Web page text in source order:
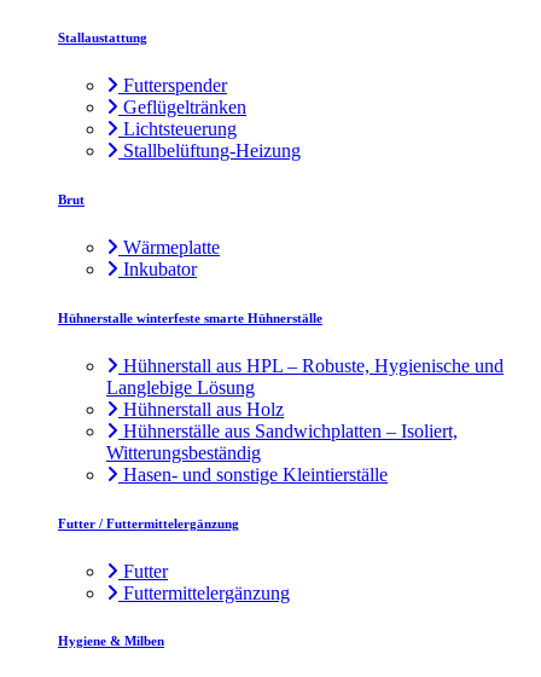
Stallaustattung
Futterspender
Geflügeltränken
Lichtsteuerung
Stallbelüftung-Heizung
Brut
Wärmeplatte
Inkubator
Hühnerstalle winterfeste smarte Hühnerställe
Hühnerstall aus HPL – Robuste, Hygienische und
Langlebige Lösung
Hühnerstall aus Holz
Hühnerställe aus Sandwichplatten – Isoliert,
Witterungsbeständig
Hasen- und sonstige Kleintierställe
Futter / Futtermittelergänzung
Futter
Futtermittelergänzung
Hygiene & Milben